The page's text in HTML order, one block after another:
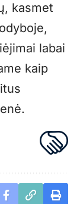
kasmet
labai
kaip